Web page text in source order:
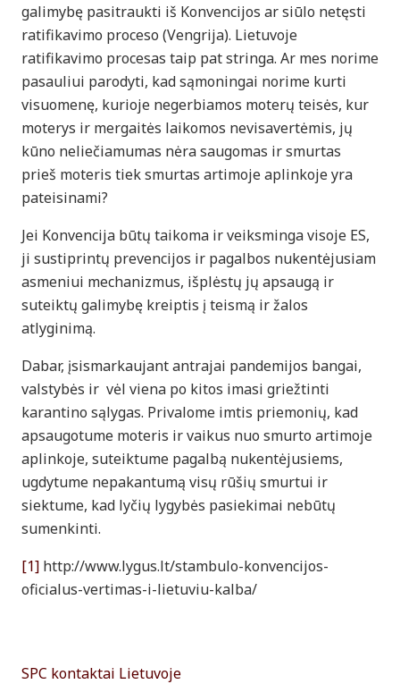
galimybę pasitraukti iš Konvencijos ar siūlo netęsti
ratifikavimo proceso (Vengrija). Lietuvoje
ratifikavimo procesas taip pat stringa. Ar mes norime
pasauliui parodyti, kad sąmoningai norime kurti
visuomenę, kurioje negerbiamos moterų teisės, kur
moterys ir mergaitės laikomos nevisavertėmis, jų
kūno neliečiamumas nėra saugomas ir smurtas
prieš moteris tiek smurtas artimoje aplinkoje yra
pateisinami?
Jei Konvencija būtų taikoma ir veiksminga visoje ES,
ji sustiprintų prevencijos ir pagalbos nukentėjusiam
asmeniui mechanizmus, išplėstų jų apsaugą ir
suteiktų galimybę kreiptis į teismą ir žalos
atlyginimą.
Dabar, įsismarkaujant antrajai pandemijos bangai,
valstybės ir vėl viena po kitos imasi griežtinti
karantino sąlygas. Privalome imtis priemonių, kad
apsaugotume moteris ir vaikus nuo smurto artimoje
aplinkoje, suteiktume pagalbą nukentėjusiems,
ugdytume nepakantumą visų rūšių smurtui ir
siektume, kad lyčių lygybės pasiekimai nebūtų
sumenkinti.
[1] http://www.lygus.lt/stambulo-konvencijos-
oficialus-vertimas-i-lietuviu-kalba/
SPC kontaktai Lietuvoje